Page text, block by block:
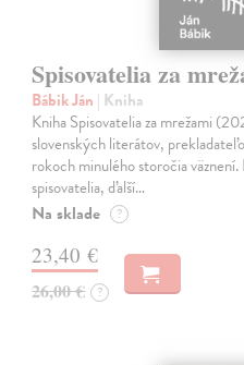
Spisovatelia za
Bábik Ján | Kniha
Kniha Spisovatelia za mrežami
slovenských literátov,
rokoch minulého storočia
spisovatelia, ďalší…
Na sklade ?
23,40 €
26,00 € ?